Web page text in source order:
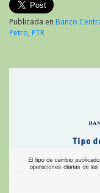
Publicada en Banco
Petro, PTR